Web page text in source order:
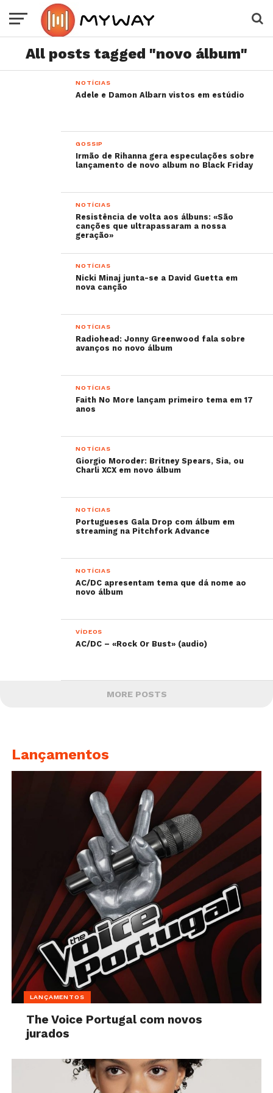
All posts tagged "novo álbum"
NOTÍCIAS
Adele e Damon Albarn vistos em estúdio
GOSSIP
Irmão de Rihanna gera especulações sobre
lançamento de novo album no Black Friday
NOTÍCIAS
Resistência de volta aos álbuns: «São
canções que ultrapassaram a nossa
geração»
NOTÍCIAS
Nicki Minaj junta-se a David Guetta em
nova canção
NOTÍCIAS
Radiohead: Jonny Greenwood fala sobre
avanços no novo álbum
NOTÍCIAS
Faith No More lançam primeiro tema em 17
anos
NOTÍCIAS
Giorgio Moroder: Britney Spears, Sia, ou
Charli XCX em novo álbum
NOTÍCIAS
Portugueses Gala Drop com álbum em
streaming na Pitchfork Advance
NOTÍCIAS
AC/DC apresentam tema que dá nome ao
novo álbum
VÍDEOS
AC/DC – «Rock Or Bust» (audio)
MORE POSTS
Lançamentos
LANÇAMENTOS
The Voice Portugal com novos
jurados